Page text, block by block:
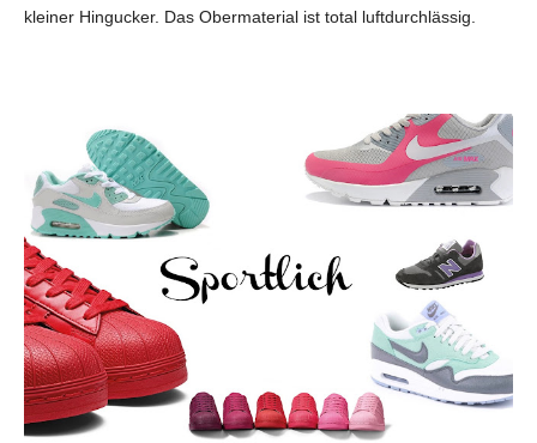
kleiner Hingucker. Das Obermaterial ist total luftdurchlässig.